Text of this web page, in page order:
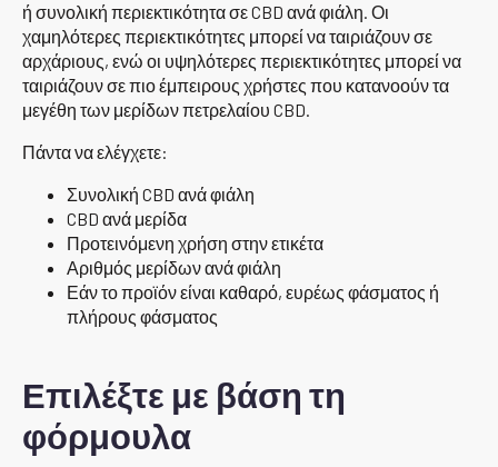
ή συνολική περιεκτικότητα σε CBD ανά φιάλη. Οι
χαμηλότερες περιεκτικότητες μπορεί να ταιριάζουν σε
αρχάριους, ενώ οι υψηλότερες περιεκτικότητες μπορεί να
ταιριάζουν σε πιο έμπειρους χρήστες που κατανοούν τα
μεγέθη των μερίδων πετρελαίου CBD.
Πάντα να ελέγχετε:
Συνολική CBD ανά φιάλη
CBD ανά μερίδα
Προτεινόμενη χρήση στην ετικέτα
Αριθμός μερίδων ανά φιάλη
Εάν το προϊόν είναι καθαρό, ευρέως φάσματος ή
πλήρους φάσματος
Επιλέξτε με βάση τη
φόρμουλα